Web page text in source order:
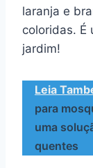
laranja e
coloridas. É
jardim!
Leia
para
uma
quentes